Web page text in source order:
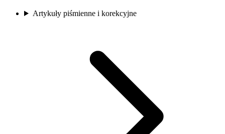
Artykuły piśmienne i korekcyjne